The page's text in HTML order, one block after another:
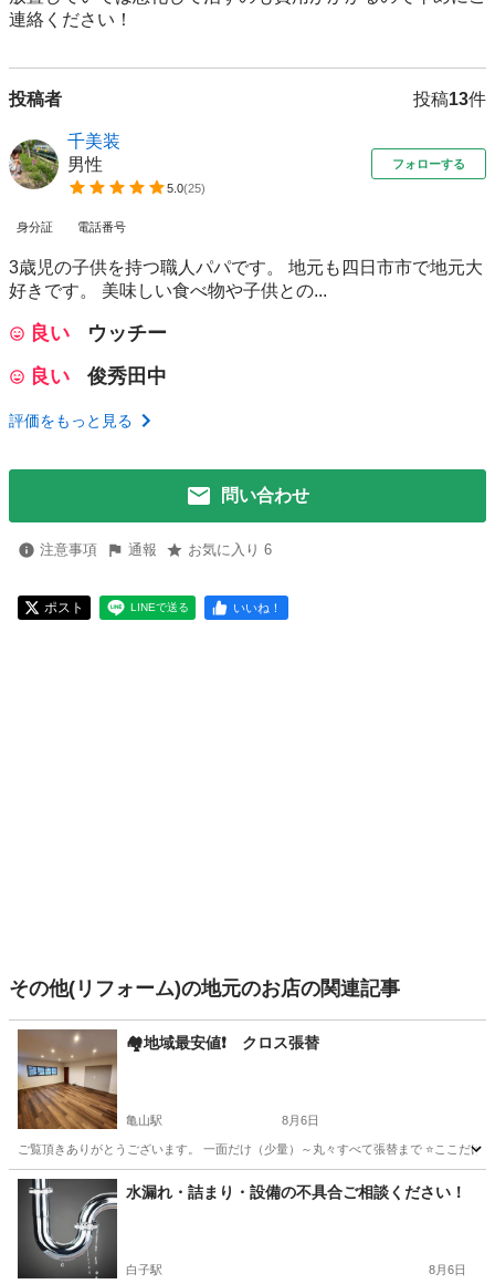
連絡ください！
投稿者 投稿13件
千美装
男性
5.0(25)
フォローする
身分証 電話番号
3歳児の子供を持つ職人パパです。 地元も四日市市で地元大
好きです。 美味しい食べ物や子供との...
良い
ウッチー
良い
俊秀田中
評価をもっと見る
問い合わせ
注意事項 通報 お気に入り 6
ポスト LINEで送る いいね！
その他(リフォーム)の地元のお店の関連記事
🏘️地域最安値❗ クロス張替
亀山駅 8月6日
ご覧頂きありがとうございます。 一面だけ（少量）～丸々すべて張替まで ⭐ここだ
三重 亀山市 亀山駅 リフォーム 張替
水漏れ・詰まり・設備の不具合ご相談ください！
白子駅 8月6日